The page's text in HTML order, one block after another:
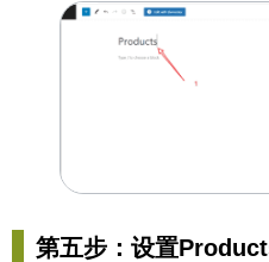
第五步：设置